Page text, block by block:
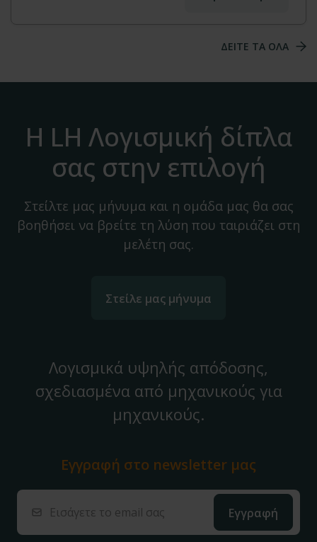
ΔΕΙΤΕ ΤΑ ΟΛΑ
Η LH Λογισμική δίπλα
σας στην επιλογή
Στείλτε μας μήνυμα και η ομάδα μας θα σας
βοηθήσει να βρείτε τη λύση που ταιριάζει στη
μελέτη σας.
Στείλε μας μήνυμα
Λογισμικά υψηλής απόδοσης,
σχεδιασμένα από μηχανικούς για
μηχανικούς.
Εγγραφή στο newsletter μας